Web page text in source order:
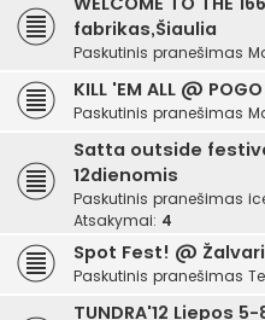
fabrikas,Šiaulia
Paskutinis pranešimas
KILL 'EM ALL @
Paskutinis pranešimas
Satta outside
12dienomis
Paskutinis pranešimas
Atsakymai: 4
Spot Fest! @
Paskutinis pranešimas
TUNDRA'12 Liepos